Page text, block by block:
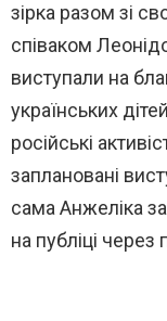
зірка разом зі
співаком
виступали на
українських
російські
заплановані
сама Анжеліка
на публіці